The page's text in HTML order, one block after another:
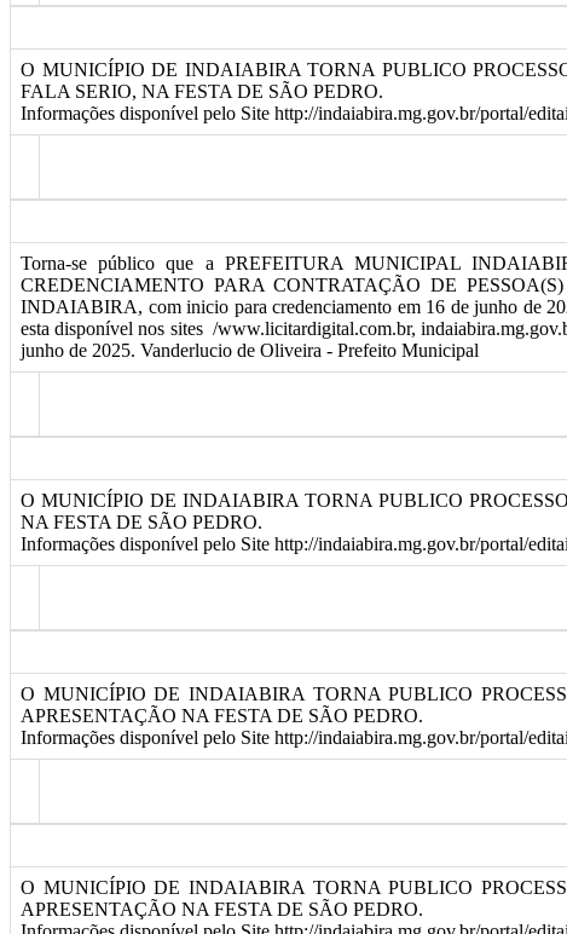
O MUNICÍPIO DE INDAIABIRA TORNA PUBLICO
FALA SERIO, NA FESTA DE SÃO PEDRO.
Informações disponível pelo Site http://indaiabira.mg.gov.br/portal/
Torna-se público que a PREFEITURA MUNICIPAL
CREDENCIAMENTO PARA CONTRATAÇÃO DE
INDAIABIRA, com inicio para credenciamento em 16 de junho de
esta disponível nos sites /www.licitardigital.com.br,
junho de 2025. Vanderlucio de Oliveira - Prefeito Municipal
O MUNICÍPIO DE INDAIABIRA TORNA PUBLICO
NA FESTA DE SÃO PEDRO.
Informações disponível pelo Site http://indaiabira.mg.gov.br/portal/
O MUNICÍPIO DE INDAIABIRA TORNA PUBLICO
APRESENTAÇÃO NA FESTA DE SÃO PEDRO.
Informações disponível pelo Site http://indaiabira.mg.gov.br/portal/
O MUNICÍPIO DE INDAIABIRA TORNA PUBLICO
APRESENTAÇÃO NA FESTA DE SÃO PEDRO.